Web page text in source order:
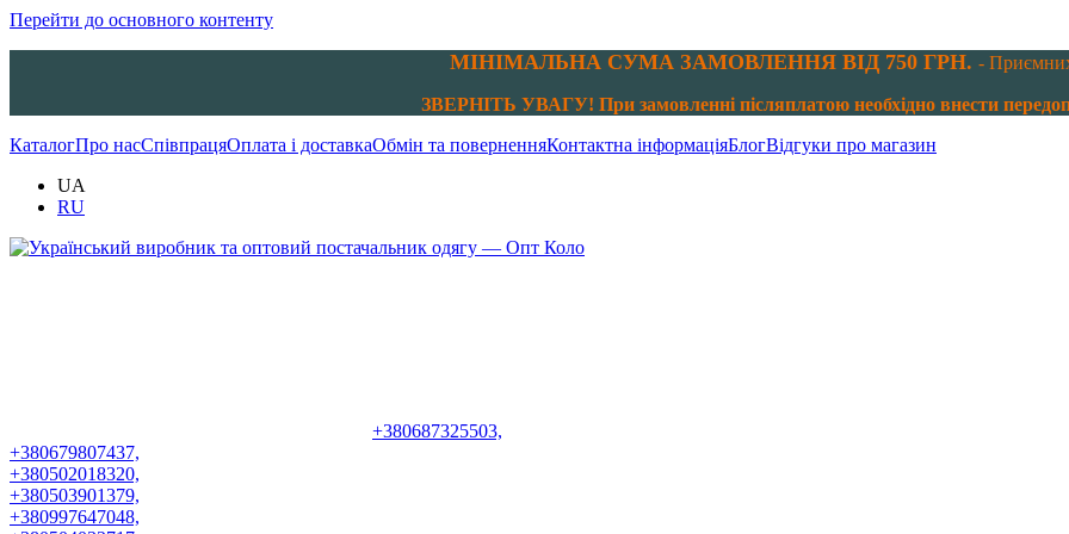
Перейти до основного контенту
МІНІМАЛЬНА СУМА ЗАМОВЛЕННЯ ВІД 750 ГРН. -
ЗВЕРНІТЬ УВАГУ! При замовленні післяплатою необхідно внести
КаталогПро насСпівпрацяОплата і доставкаОбмін та поверненняКонтактна інформаціяБлогВідгуки про магазин
UA
RU
+380687325503,
+380679807437,
+380502018320,
+380503901379,
+380997647048,